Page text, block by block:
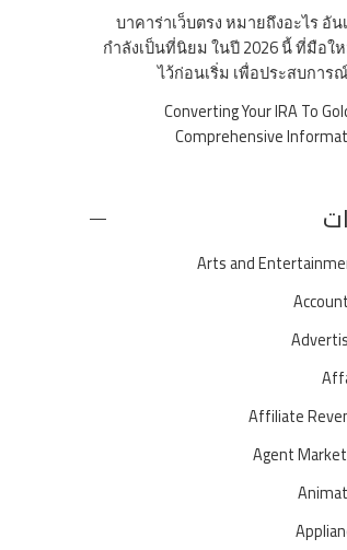
บาคาร่าเว็บตรง หมายถึงอะไร อั
กำลังเป็นที่นิยม ในปี 2026 นี้ ที่มือใ
ไว้ก่อนเริ่ม เพื่อประสบการ
Converting Your IRA To
Comprehensive
Affiliate
Agent